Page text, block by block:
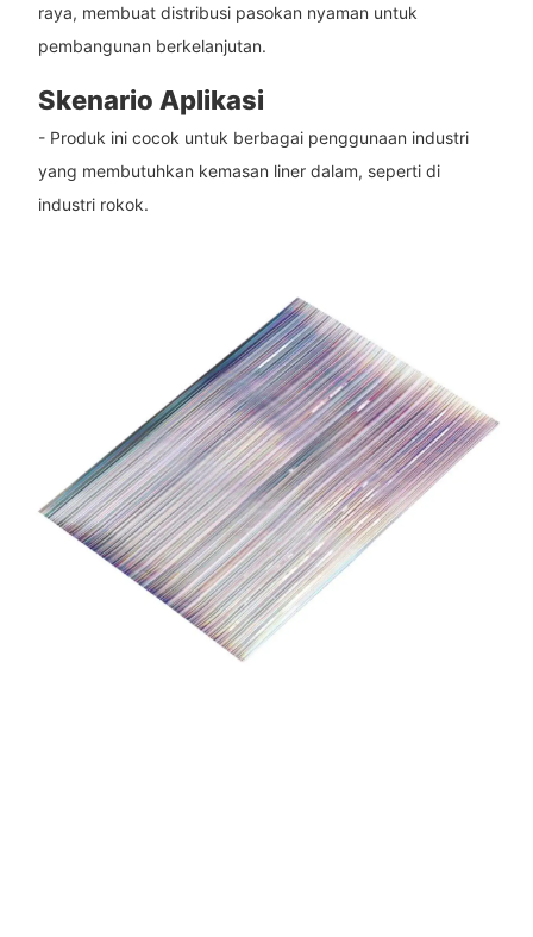
raya, membuat distribusi pasokan nyaman untuk
pembangunan berkelanjutan.
Skenario Aplikasi
- Produk ini cocok untuk berbagai penggunaan industri
yang membutuhkan kemasan liner dalam, seperti di
industri rokok.